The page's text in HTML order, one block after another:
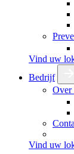
Vind uw
Bedrijf
Over
Vind uw